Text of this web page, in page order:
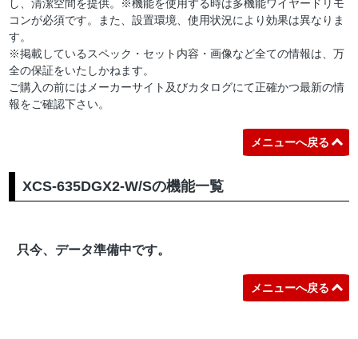
し、清潔空間を提供。※機能を使用する時は多機能ワイヤードリモ
コンが必須です。また、設置環境、使用状況により効果は異なりま
す。
※掲載しているスペック・セット内容・画像など全ての情報は、万
全の保証をいたしかねます。
ご購入の前にはメーカーサイト及びカタログにて正確かつ最新の情
報をご確認下さい。
メニューへ戻る
XCS-635DGX2-W/Sの機能一覧
只今、データ準備中です。
メニューへ戻る